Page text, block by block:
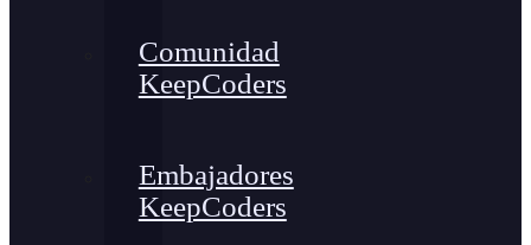
Comunidad
KeepCoders
Embajadores
KeepCoders